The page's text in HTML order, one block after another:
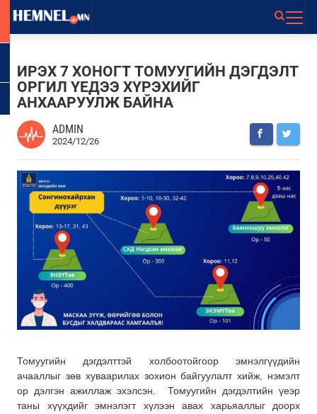
ИРЭХ 7 ХОНОГТ ТОМУУГИЙН ДЭГДЭЛТ
ОРГИЛ ҮЕДЭЭ ХҮРЭХИЙГ
АНХААРУУЛЖ БАЙНА
ADMIN
2024/12/26
Томуугийн дэгдэлттэй холбоотойгоор эмнэлгүүдийн
ачааллыг зөв хуваарилах зохион байгуулалт хийж, нэмэлт
ор дэлгэн ажиллаж эхэлсэн. Томуугийн дэгдэлтийн үеэр
таны хүүхдийг эмнэлэгт хүлээн авах харьяаллыг доорх